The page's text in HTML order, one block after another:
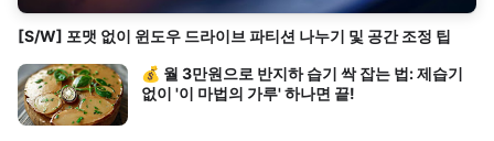
[S/W] 포맷 없이 윈도우 드라이브 파티션 나누기 및 공간 조정 팁
💰 월 3만원으로 반지하 습기 싹 잡는 법: 제습기
없이 '이 마법의 가루' 하나면 끝!